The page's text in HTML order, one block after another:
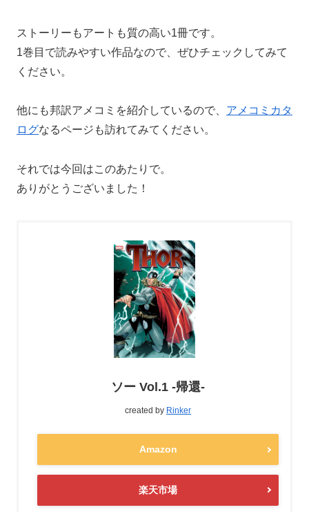
ストーリーもアートも質の高い1冊です。
1巻目で読みやすい作品なので、ぜひチェックしてみて
ください。
他にも邦訳アメコミを紹介しているので、 アメコミカタ
ログなるページも訪れてみてください。
それでは今回はこのあたりで。
ありがとうございました！
ソー Vol.1 -帰還-
created by Rinker
Amazon
楽天市場